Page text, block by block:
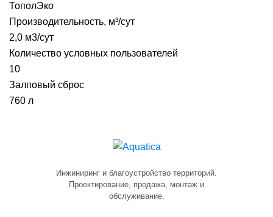
ТополЭко
Производительность, м³/сут
2,0 м3/сут
Количество условных пользователей
10
Залповый сброс
760 л
Инжиниринг и благоустройство территорий.
Проектирование, продажа, монтаж и
обслуживание.